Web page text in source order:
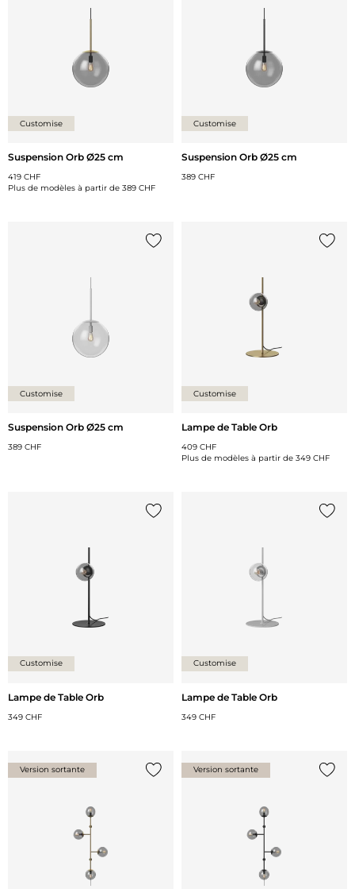
Customise
Suspension Orb Ø25 cm
419 CHF
Plus de modèles à partir de 389 CHF
Customise
Suspension Orb Ø25 cm
389 CHF
Customise
Suspension Orb Ø25 cm
389 CHF
Customise
Lampe de Table Orb
409 CHF
Plus de modèles à partir de 349 CHF
Customise
Lampe de Table Orb
349 CHF
Customise
Lampe de Table Orb
349 CHF
Version sortante Version sortante